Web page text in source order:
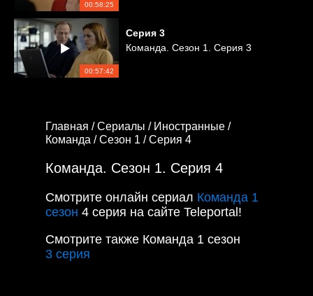
00:58:25
00:57:42
Серия 3
Команда. Сезон 1. Серия 3
Главная /Сериалы / Иностранные /
Команда /Сезон 1 /Серия 4
Команда. Сезон 1. Серия 4
Смотрите онлайн сериал Команда 1
сезон 4 серия на сайте Teleportal!
Смотрите также Команда 1 сезон
3 серия